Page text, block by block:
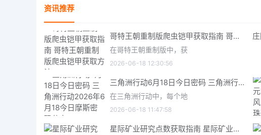
资讯推荐
哥特王朝重制版爬虫铠甲获取指南 哥特王朝重制版爬虫铠甲获取方法
在哥特王朝重制版中，获
2026-06-18 12:30:56
三角洲行动6月18日今日密码 三角洲行动2026年6月18今日摩斯密码分享
在三角洲行动中，每个地
2026-06-18 11:47:58
星际矿业研究点数获取指南 星际矿业研究点数获取方法